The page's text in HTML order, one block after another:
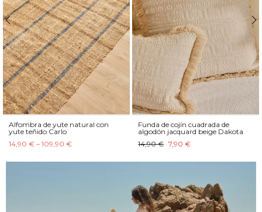
Alfombra de yute natural con
yute teñido Carlo
14,90 € – 109,90 €
Funda de cojín cuadrada de
algodón jacquard beige Dakota
14,90 € 7,90 €